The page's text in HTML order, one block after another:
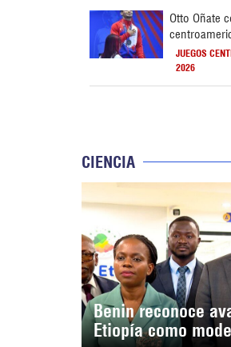
Otto Oñate
JUEGOS
2026
CIENCIA
Benin reconoce
Etiopía como